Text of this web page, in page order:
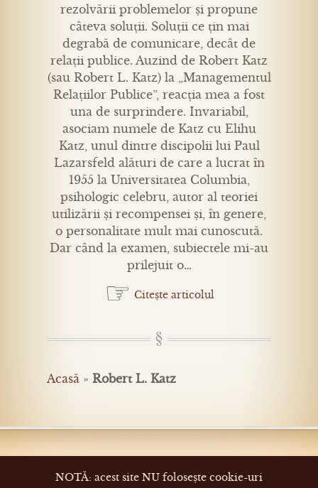
rezolvării problemelor și propune
câteva soluții. Soluții ce țin mai
degrabă de comunicare, decât de
relații publice. Auzind de Robert Katz
(sau Robert L. Katz) la „Managementul
Relațiilor Publice”, reacția mea a fost
una de surprindere. Invariabil,
asociam numele de Katz cu Elihu
Katz, unul dintre discipolii lui Paul
Lazarsfeld alături de care a lucrat în
1955 la Universitatea Columbia,
psihologic celebru, autor al teoriei
utilizării și recompensei și, în genere,
o personalitate mult mai cunoscută.
Dar când la examen, subiectele mi-au
prilejuit o…
☞ Citește articolul
Acasă » Robert L. Katz
NOTĂ: acest site NU folosește cookie-uri